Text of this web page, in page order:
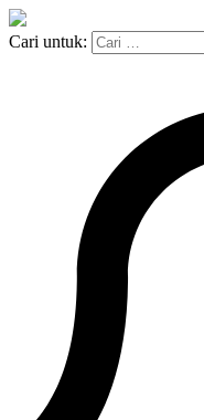
Cari untuk: